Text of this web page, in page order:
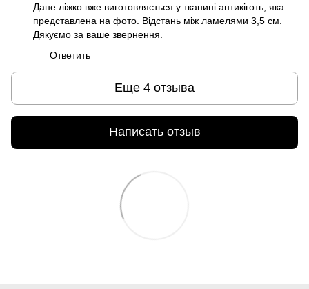
Дане ліжко вже виготовляється у тканині антикіготь, яка
представлена на фото. Відстань між ламелями 3,5 см.
Дякуємо за ваше звернення.
Ответить
Еще 4 отзыва
Написать отзыв